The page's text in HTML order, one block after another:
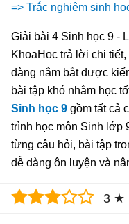
=> Trắc nghiệm sinh
Giải bài 4 Sinh học 9 -
KhoaHoc trả lời chi
dàng nắm bắt được
bài tập khó nhằm học
Sinh học 9 gồm tất cả
trình học môn Sinh lớp
từng câu hỏi, bài tập
dễ dàng ôn luyện và
3 ★